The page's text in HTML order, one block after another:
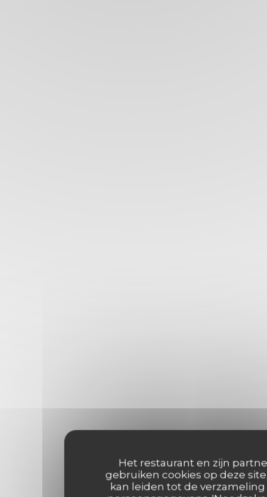
Het restaurant en zijn
gebruiken cookies op deze
kan leiden tot de verzameling